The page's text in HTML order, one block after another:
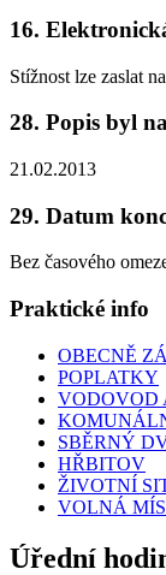
16.
Stížnost lze zaslat
28. Popis byl
21.02.2013
29. Datum
Bez časového
Praktické info
OBECNĚ
POPLATKY
VODOVOD
SBĚRNÝ
HŘBITOV
ŽIVOTNÍ
VOLNÁ
Úřední